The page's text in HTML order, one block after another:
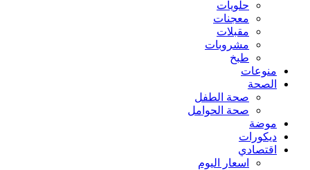
حلويات
معجنات
مقبلات
مشروبات
طبخ
منوعات
الصحة
صحة الطفل
صحة الحوامل
موضة
ديكورات
اقتصادي
اسعار اليوم